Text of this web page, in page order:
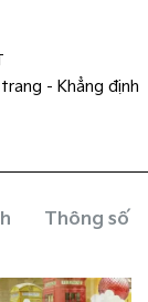
- Khẳng định
Thông số